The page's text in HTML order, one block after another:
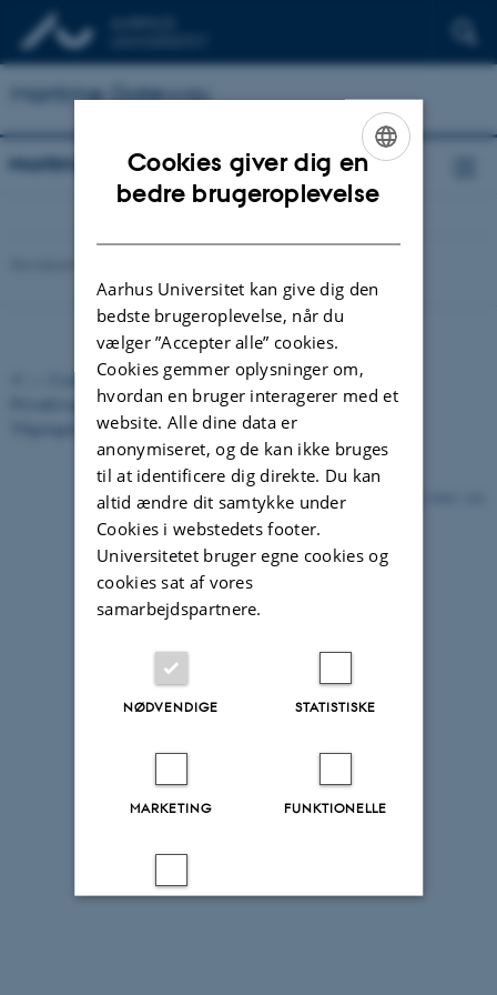
Maritime Gateway
Maritime Gateway
Cookies på au.dk
Privatlivspolitik
Tilgængelighedserklæring
ENGLISH
Cookies giver dig en
bedre brugeroplevelse
Aarhus Universitet kan give dig den
bedste brugeroplevelse, når du
vælger ”Accepter alle” cookies.
Cookies gemmer oplysninger om,
hvordan en bruger interagerer med et
website. Alle dine data er
anonymiseret, og de kan ikke bruges
til at identificere dig direkte. Du kan
altid ændre dit samtykke under
Cookies i webstedets footer.
Universitetet bruger egne cookies og
cookies sat af vores
samarbejdspartnere.
NØDVENDIGE STATISTISKE
MARKETING FUNKTIONELLE